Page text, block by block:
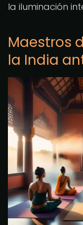
la iluminación
Maestros
la India